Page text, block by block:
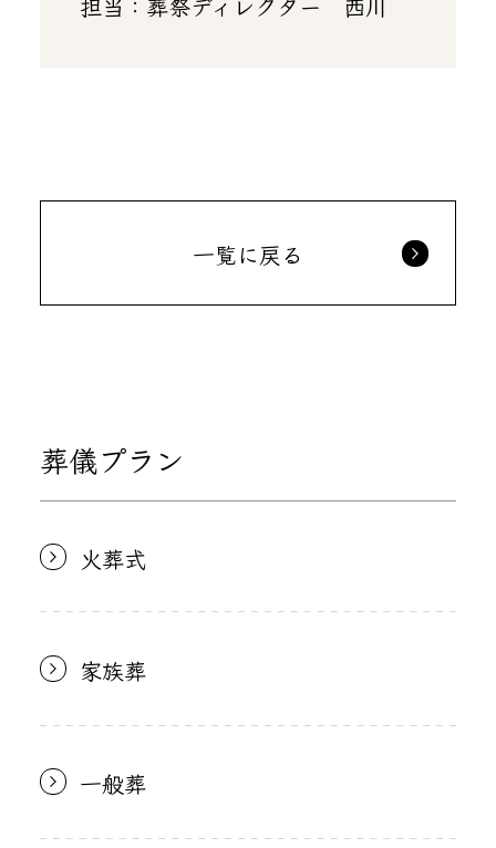
一覧に戻る
葬儀プラン
火葬式
家族葬
一般葬